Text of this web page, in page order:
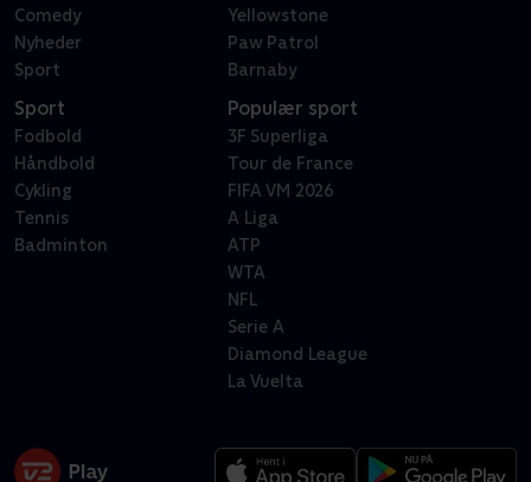
Comedy
Nyheder
Sport
Yellowstone
Paw Patrol
Barnaby
Sport
Fodbold
Håndbold
Cykling
Tennis
Badminton
Populær sport
3F Superliga
Tour de France
FIFA VM 2026
A Liga
ATP
WTA
NFL
Serie A
Diamond League
La Vuelta